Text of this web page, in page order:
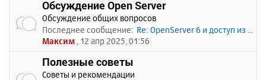
Обсуждение Open Server
Обсуждение общих вопросов
Последнее сообщение: Re: OpenServer 6 и доступ из …
Максим , 12 апр 2025, 01:56
Полезные советы
Советы и рекомендации